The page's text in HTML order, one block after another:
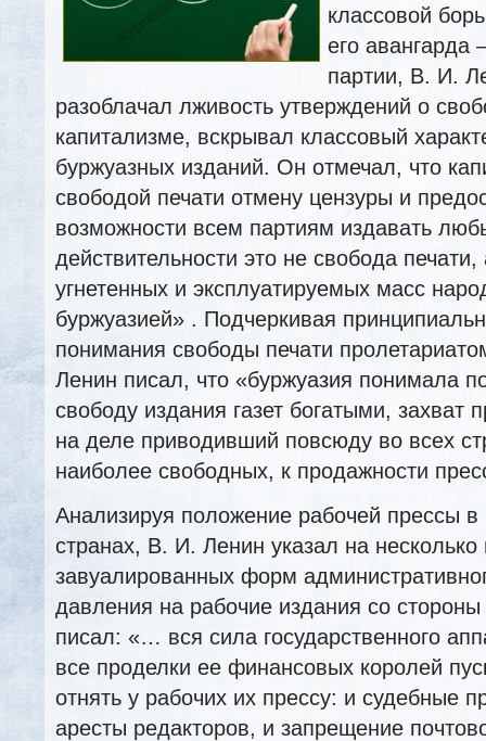
классовой
его авангарда
партии, В. И.
разоблачал лживость утверждений о
капитализме, вскрывал классовый
буржуазных изданий. Он отмечал, что
свободой печати отмену цензуры и
возможности всем партиям издавать
действительности это не свобода
угнетенных и эксплуатируемых масс
буржуазией» . Подчеркивая
понимания свободы печати
Ленин писал, что «буржуазия понимала
свободу издания газет богатыми, захват
на деле приводивший повсюду во всех
наиболее свободных, к продажности
Анализируя положение рабочей прессы в
странах, В. И. Ленин указал на
завуалированных форм
давления на рабочие издания со
писал: «… вся сила государственного
все проделки ее финансовых королей
отнять у рабочих их прессу: и судебные
аресты редакторов, и запрещение